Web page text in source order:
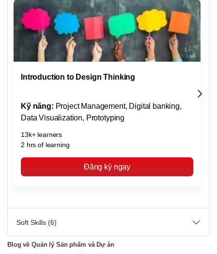
Introduction to Design Thinking
Kỹ năng: Project Management, Digital banking,
Data Visualization, Prototyping
13k+ learners
2 hrs of learning
Đăng ký ngay
Soft Skills (6)
Blog về Quản lý Sản phẩm và Dự án